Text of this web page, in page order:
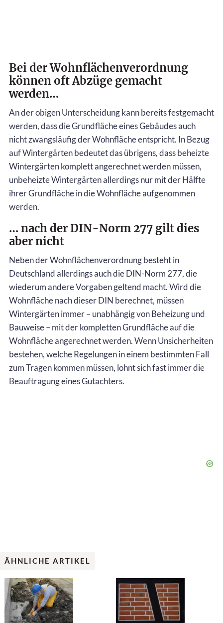
Bei der Wohnflächenverordnung
können oft Abzüge gemacht
werden…
An der obigen Unterscheidung kann bereits festgemacht
werden, dass die Grundfläche eines Gebäudes auch
nicht zwangsläufig der Wohnfläche entspricht. In Bezug
auf Wintergärten bedeutet das übrigens, dass beheizte
Wintergärten komplett angerechnet werden müssen,
unbeheizte Wintergärten allerdings nur mit der Hälfte
ihrer Grundfläche in die Wohnfläche aufgenommen
werden.
… nach der DIN-Norm 277 gilt dies
aber nicht
Neben der Wohnflächenverordnung besteht in
Deutschland allerdings auch die DIN-Norm 277, die
wiederum andere Vorgaben geltend macht. Wird die
Wohnfläche nach dieser DIN berechnet, müssen
Wintergärten immer – unabhängig von Beheizung und
Bauweise – mit der kompletten Grundfläche auf die
Wohnfläche angerechnet werden. Wenn Unsicherheiten
bestehen, welche Regelungen in einem bestimmten Fall
zum Tragen kommen müssen, lohnt sich fast immer die
Beauftragung eines Gutachters.
ÄHNLICHE ARTIKEL